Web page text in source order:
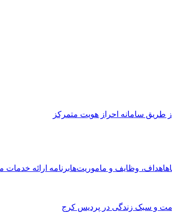
طريق سامانه احراز هويت متمركز
اهداف، وظایف و ماموریت‌هابرنامه ارائه
و سبک زندگی در پردیس کرج